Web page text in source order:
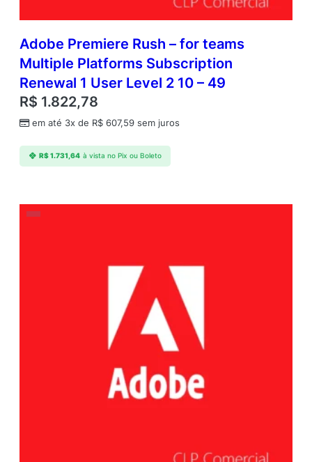
Adobe Premiere Rush – for teams
Multiple Platforms Subscription
Renewal 1 User Level 2 10 – 49
R$ 1.822,78
em até 3x de R$ 607,59 sem juros
R$1.731,64 à vista no Pix ou Boleto